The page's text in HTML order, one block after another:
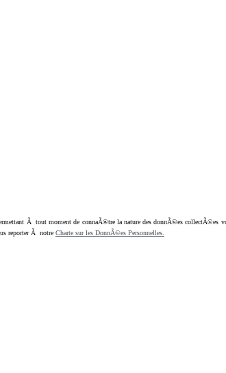
Ã tout moment de connaÃ®tre la nature des donnÃ©es collectÃ©es
reporter Ã notre Charte sur les DonnÃ©es Personnelles.